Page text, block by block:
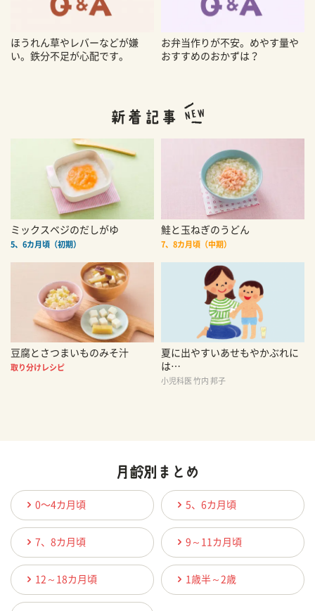
ほうれん草やレバーなどが嫌
い。鉄分不足が心配です。
お弁当作りが不安。めやす量や
おすすめのおかずは？
ミックスベジのだしがゆ
5、6カ月頃（初期）
鮭と玉ねぎのうどん
7、8カ月頃（中期）
豆腐とさつまいものみそ汁
取り分けレシピ
夏に出やすいあせもやかぶれに
は…
小児科医 竹内 邦子
0〜4カ月頃 5、6カ月頃
7、8カ月頃 9～11カ月頃
12～18カ月頃 1歳半～2歳